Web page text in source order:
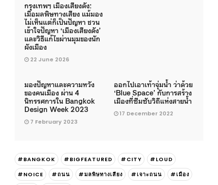
กรุงเทพฯ เมืองเสียงดัง:
เมื่อมลพิษทางเสียง แม้มอง
ไม่เห็นแต่ก็เป็นปัญหา ชวน
เข้าใจปัญหา ‘เมืองเสียงดัง’
และวิธีแก้ไขผ่านมุมของนัก
ผังเมือง
22 June 2026
มองปัญหาและความหวัง
ของคนเมือง ผ่าน 4
นิทรรศการใน Bangkok
Design Week 2023
7 February 2023
ออกไปเอาเท้าจุ่มน้ำ ว่าด้วย
‘Blue Space’ กับการสร้าง
เมืองที่ซึมซับวิถีแห่งสายน้ำ
17 December 2022
#BANGKOK #BIGFEATURED #CITY
#LOUD
#NOICE
#ถนน #มลพิษทางเสียง #เจาะถนน
#เมือง